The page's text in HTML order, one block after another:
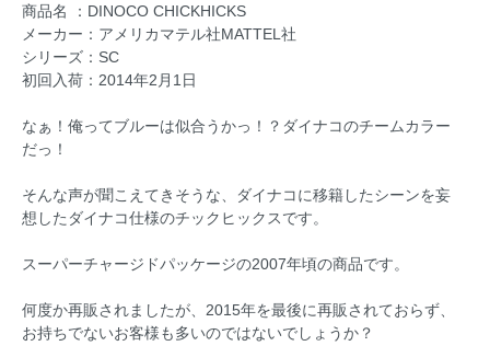
商品名 ：DINOCO CHICKHICKS
メーカー：アメリカマテル社MATTEL社
シリーズ：SC
初回入荷：2014年2月1日
なぁ！俺ってブルーは似合うかっ！？ダイナコのチームカラー
だっ！
そんな声が聞こえてきそうな、ダイナコに移籍したシーンを妄
想したダイナコ仕様のチックヒックスです。
スーパーチャージドパッケージの2007年頃の商品です。
何度か再販されましたが、2015年を最後に再販されておらず、
お持ちでないお客様も多いのではないでしょうか？